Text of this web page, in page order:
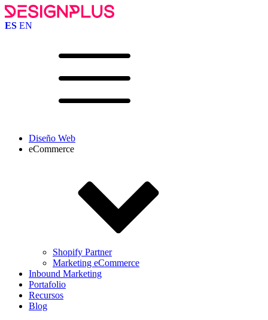
ES EN
Diseño Web
eCommerce
Shopify Partner
Marketing eCommerce
Inbound Marketing
Portafolio
Recursos
Blog